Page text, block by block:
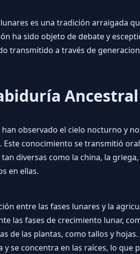
es una tradición arraigada
ha sido objeto de debate y
transmitido a través de
Ancestral
observado el cielo nocturno y
conocimiento se transmitió
diversas como la china, la
en ellas.
entre las fases lunares y la
las fases de crecimiento lunar,
de las plantas, como tallos y
y se concentra en las raíces, lo